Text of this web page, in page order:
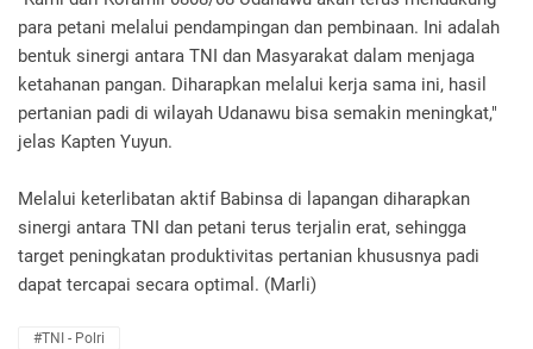
para petani melalui pendampingan dan pembinaan. Ini adalah
bentuk sinergi antara TNI dan Masyarakat dalam menjaga
ketahanan pangan. Diharapkan melalui kerja sama ini, hasil
pertanian padi di wilayah Udanawu bisa semakin meningkat,"
jelas Kapten Yuyun.
Melalui keterlibatan aktif Babinsa di lapangan diharapkan
sinergi antara TNI dan petani terus terjalin erat, sehingga
target peningkatan produktivitas pertanian khususnya padi
dapat tercapai secara optimal. (Marli)
#TNI - Polri